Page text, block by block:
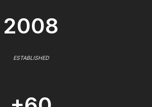
2008
ESTABLISHED